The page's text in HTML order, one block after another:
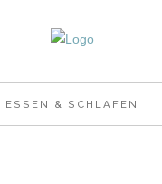
ESSEN & SCHLAFEN